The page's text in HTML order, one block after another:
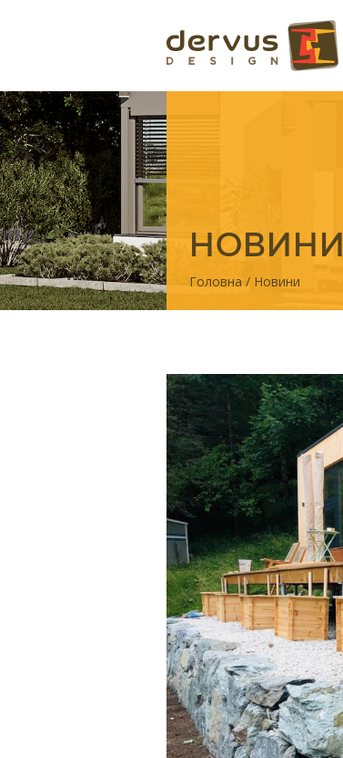
НОВИНИ
Головна / Новини